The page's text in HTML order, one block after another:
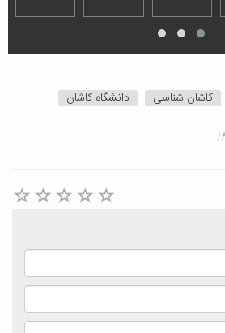
کاشان شناسی دانشگاه کاشان